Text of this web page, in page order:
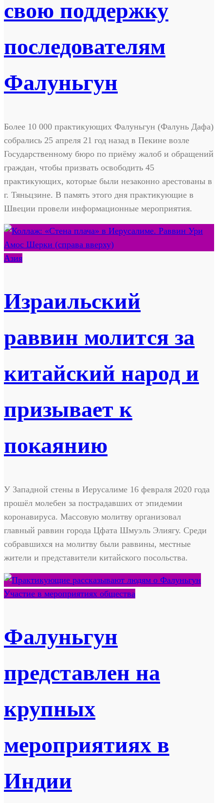
свою поддержку
последователям
Фалуньгун
Более 10 000 практикующих Фалуньгун (Фалунь Дафа)
собрались 25 апреля 21 год назад в Пекине возле
Государственному бюро по приёму жалоб и обращений
граждан, чтобы призвать освободить 45
практикующих, которые были незаконно арестованы в
г. Тяньцзине. В память этого дня практикующие в
Швеции провели информационные мероприятия.
Азия
Израильский
раввин молится за
китайский народ и
призывает к
покаянию
У Западной стены в Иерусалиме 16 февраля 2020 года
прошёл молебен за пострадавших от эпидемии
коронавируса. Массовую молитву организовал
главный раввин города Цфата Шмуэль Элиягу. Среди
собравшихся на молитву были раввины, местные
жители и представители китайского посольства.
Участие в мероприятиях общества
Фалуньгун
представлен на
крупных
мероприятиях в
Индии